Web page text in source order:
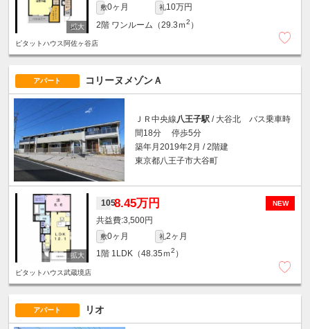
敷0ヶ月 礼10万円
2階 ワンルーム（29.3ｍ2 ）
ピタットハウス阿佐ヶ谷店
アパート コリーヌメゾンＡ
ＪＲ中央線 八王子駅 / 大谷北 バス乗車時
間18分 停歩5分
築年月2019年2月 / 2階建
東京都八王子市大谷町
NEW
1058.45万円
3,500円
敷0ヶ月 礼2ヶ月
1階 1LDK（48.35ｍ2 ）
ピタットハウス武蔵境店
アパート リオ